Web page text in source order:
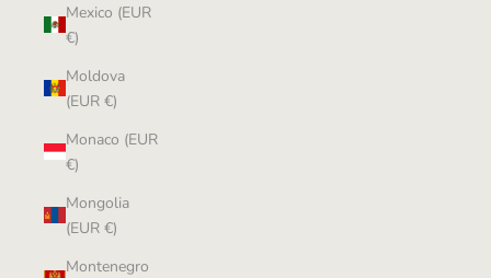
Mexico (EUR
€)
Moldova
(EUR €)
Monaco (EUR
€)
Mongolia
(EUR €)
Montenegro